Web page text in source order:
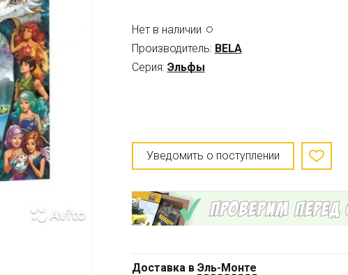
Нет в наличии
Производитель: BELA
Серия: Эльфы
Уведомить о поступлении
Доставка в Эль-Монте